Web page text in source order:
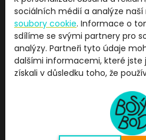
Kamenný obchod:
+420 739 369 567
sociálních médií a analýze
soubory cookie. Informace o
sdílíme se svými partnery pro
analýzy. Partneři tyto údaje
dalšími informacemi, které jste
získali v důsledku toho, že